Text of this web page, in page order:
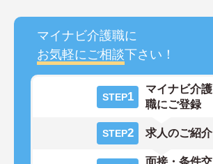
マイナビ介護職に
お気軽にご相談下さい！
STEP1
マイナビ介護
職にご登録
STEP2 求人のご紹介